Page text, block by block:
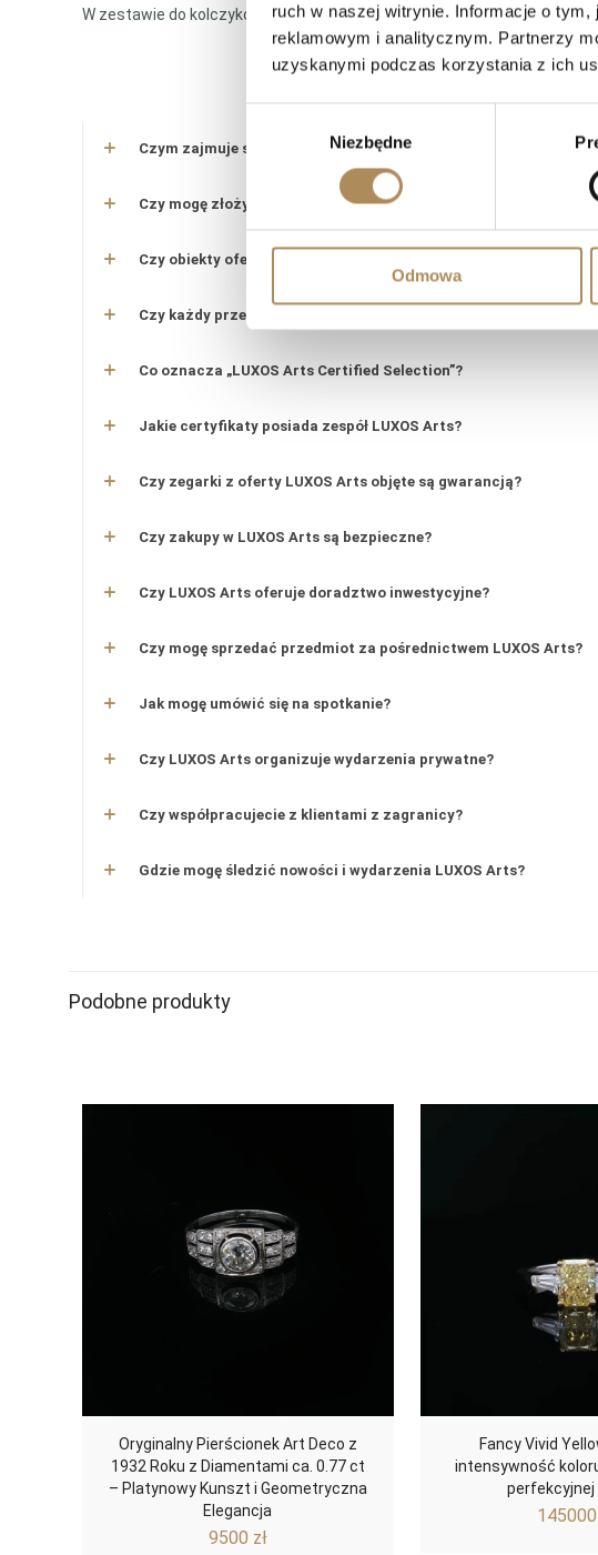
ruch w naszej witrynie. Informacje o
reklamowym i analitycznym. Partnerzy
uzyskanymi podczas korzystania z ich
zgody
Niezbędne
Odmowa
W zestawie do kolczyków certyfikat Instytutu AIG.
Czym zajmuje się LUXOS Arts?
Czy mogę złożyć indywidualne zamówienie lub poprosić o
Czy obiekty oferowane przez LUXOS Arts są autentyczne i
Czy każdy przedmiot posiada certyfikat autentyczności?
Co oznacza „LUXOS Arts Certified Selection”?
Jakie certyfikaty posiada zespół LUXOS Arts?
Czy zegarki z oferty LUXOS Arts objęte są gwarancją?
Czy zakupy w LUXOS Arts są bezpieczne?
Czy LUXOS Arts oferuje doradztwo inwestycyjne?
Czy mogę sprzedać przedmiot za pośrednictwem LUXOS Arts?
Jak mogę umówić się na spotkanie?
Czy LUXOS Arts organizuje wydarzenia prywatne?
Czy współpracujecie z klientami z zagranicy?
Gdzie mogę śledzić nowości i wydarzenia LUXOS Arts?
Podobne produkty
Oryginalny Pierścionek Art Deco z
1932 Roku z Diamentami ca. 0.77 ct
– Platynowy Kunszt i Geometryczna
Elegancja
9500 zł
Fancy Vivid
intensywność
145000